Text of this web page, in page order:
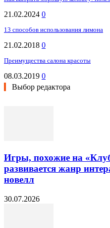
21.02.2024 0
13 способов использования лимона
21.02.2018 0
Преимущества салона красоты
08.03.2019 0
Выбор редактора
Игры, похожие на
развивается жанр
новелл
30.07.2026